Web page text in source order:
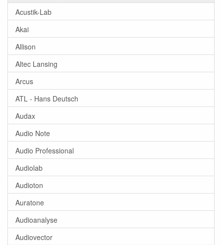
Acustik-Lab
Akai
Allison
Altec Lansing
Arcus
ATL - Hans Deutsch
Audax
Audio Note
Audio Professional
Audiolab
Audioton
Auratone
Audioanalyse
Audiovector